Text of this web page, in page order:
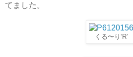
てました。
くる〜り‘R’